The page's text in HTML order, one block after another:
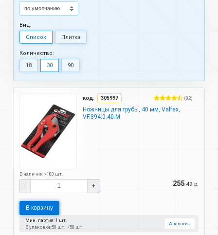
Вид:
Список
Плитка
Количество:
18
30 90
код: 305997 (82)
Ножницы для трубы, 40 мм, Valfex,
VF.394.0.40.M
В наличии >100 шт.
- + 255.49 р.
В корзину
Мин. партия: 1 шт.
В упаковке:50 шт. 50 шт.
Аналоги↓